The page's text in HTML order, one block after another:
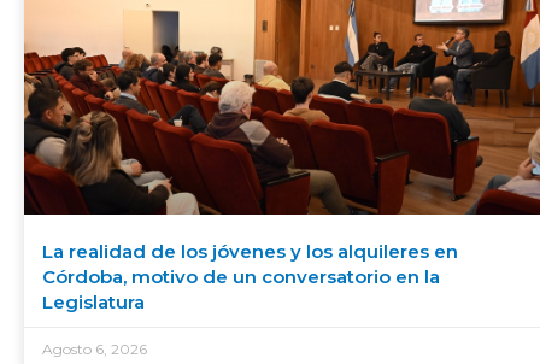
La realidad de los jóvenes y los alquileres en
Córdoba, motivo de un conversatorio en la
Legislatura
Agosto 6, 2026